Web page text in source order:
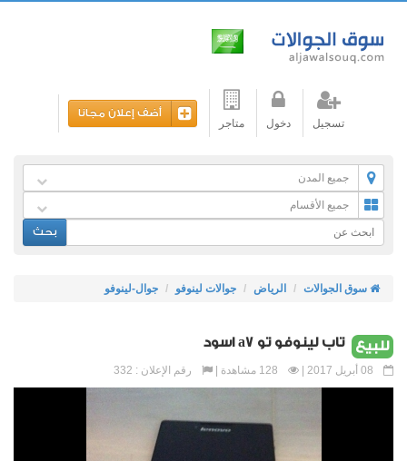
تسجيل دخول متاجر
أضف إعلان مجانا
جميع المدن
جميع الأقسام
بحث
سوق الجوالات الرياض جوالات لينوفو جوال-لينوفو
للبيع تاب لينوفو تو a7 اسود
رقم الإعلان : 332